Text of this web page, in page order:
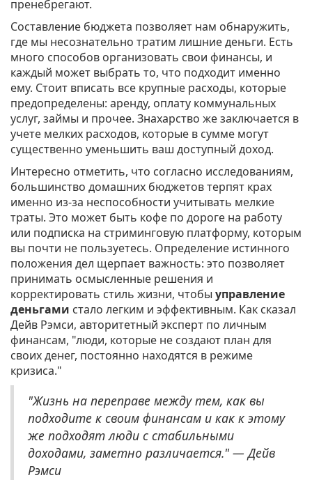
пренебрегают.
Составление бюджета позволяет нам обнаружить,
где мы несознательно тратим лишние деньги. Есть
много способов организовать свои финансы, и
каждый может выбрать то, что подходит именно
ему. Стоит вписать все крупные расходы, которые
предопределены: аренду, оплату коммунальных
услуг, займы и прочее. Знахарство же заключается в
учете мелких расходов, которые в сумме могут
существенно уменьшить ваш доступный доход.
Интересно отметить, что согласно исследованиям,
большинство домашних бюджетов терпят крах
именно из-за неспособности учитывать мелкие
траты. Это может быть кофе по дороге на работу
или подписка на стриминговую платформу, которым
вы почти не пользуетесь. Определение истинного
положения дел щерпает важность: это позволяет
принимать осмысленные решения и
корректировать стиль жизни, чтобы управление
деньгами стало легким и эффективным. Как сказал
Дейв Рэмси, авторитетный эксперт по личным
финансам, "люди, которые не создают план для
своих денег, постоянно находятся в режиме
кризиса."
"Жизнь на переправе между тем, как вы
подходите к своим финансам и как к этому
же подходят люди с стабильными
доходами, заметно различается." — Дейв
Рэмси